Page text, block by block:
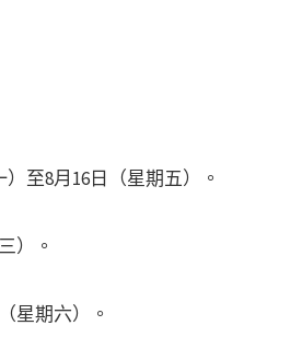
至8月16日（星期五）。
）。
星期六）。